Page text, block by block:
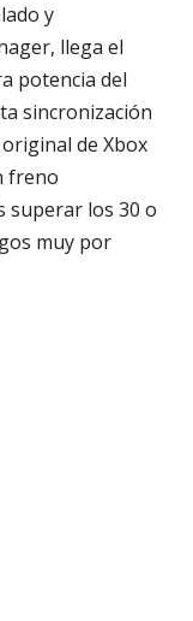
y
llega el
potencia del
sincronización
de Xbox
freno
superar los 30 o
muy por